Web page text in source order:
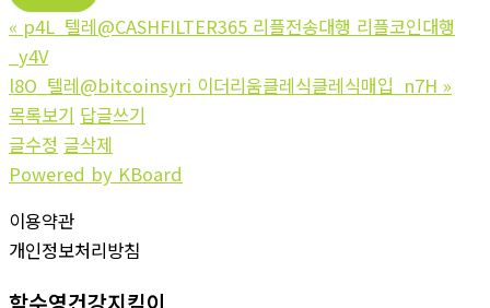
« p4L_텔레@CASHFILTER365 리플전송대행 리플코인대행
_y4V
l8O_텔레@bitcoinsyri 이더리움클레식클레식매입_n7H »
목록보기 답글쓰기
글수정 글삭제
Powered by KBoard
이용약관
개인정보처리방침